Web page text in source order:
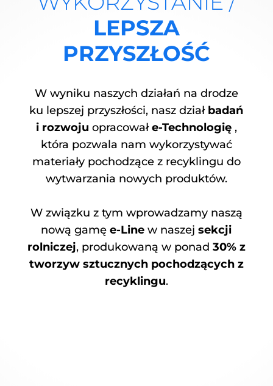
LEPSZA
PRZYSZŁOŚĆ
W wyniku naszych działań na drodze
ku lepszej przyszłości, nasz dział badań
i rozwoju opracowałe-Technologię,
która pozwala nam wykorzystywać
materiały pochodzące z recyklingu do
wytwarzania nowych produktów.
W związku z tym wprowadzamy naszą
nową gamęe-Line w naszejsekcji
rolniczej, produkowaną w ponad 30% z
tworzyw sztucznych pochodzących z
recyklingu.